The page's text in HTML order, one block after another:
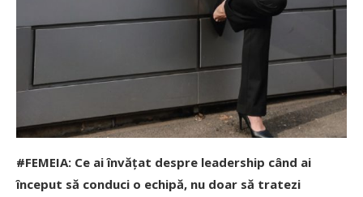
#FEMEIA: Ce ai învățat despre leadership când ai
început să conduci o echipă, nu doar să tratezi